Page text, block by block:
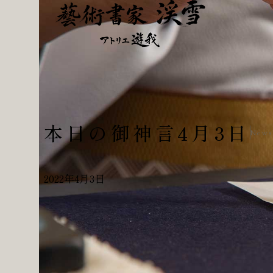
本日の御神言4月3日 News
2022年4月3日